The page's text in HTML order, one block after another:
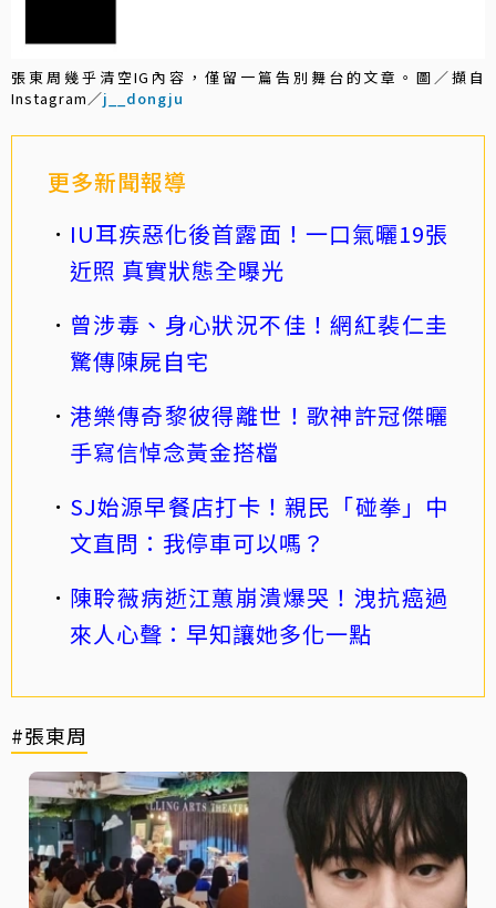
張東周幾乎清空IG內容，僅留一篇告別舞台的文章。圖／擷自
Instagram／j__dongju
更多新聞報導
IU耳疾惡化後首露面！一口氣曬19張
近照 真實狀態全曝光
曾涉毒、身心狀況不佳！網紅裴仁圭
驚傳陳屍自宅
港樂傳奇黎彼得離世！歌神許冠傑曬
手寫信悼念黃金搭檔
SJ始源早餐店打卡！親民「碰拳」中
文直問：我停車可以嗎？
陳聆薇病逝江蕙崩潰爆哭！洩抗癌過
來人心聲：早知讓她多化一點
#張東周